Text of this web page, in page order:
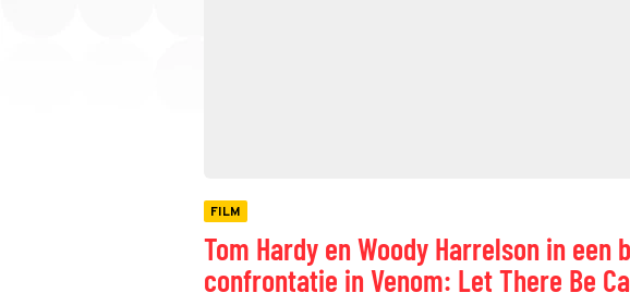
FILM
Tom Hardy en Woody Harrelson in een
confrontatie in Venom: Let There Be